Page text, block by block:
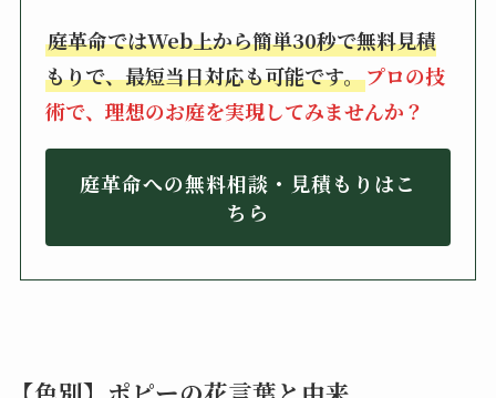
庭革命ではWeb上から簡単30秒で無料見積
もりで、最短当日対応も可能です。プロの技
術で、理想のお庭を実現してみませんか？
庭革命への無料相談・見積もりはこ
ちら